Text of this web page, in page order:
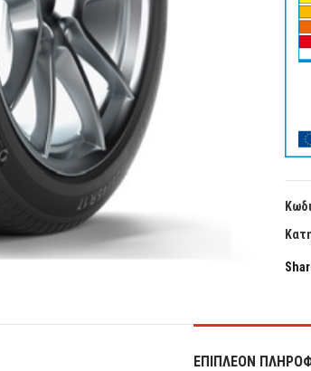
ΕΠΙΠΛΈΟΝ